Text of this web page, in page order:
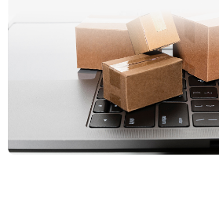
Цена на сайте указана за модель,
отделкой в цветах палитры Basic.
Также для заказа доступна модель с
лакированной отделкой в цветах
все модели, а также
можете уточнить у менеджеров.